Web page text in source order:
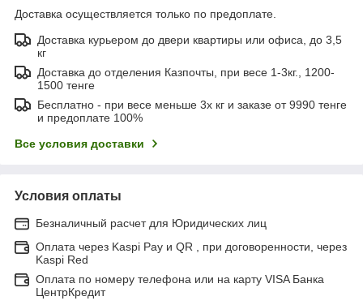
Доставка осуществляется только по предоплате.
Доставка курьером до двери квартиры или офиса, до 3,5
кг
Доставка до отделения Казпочты, при весе 1-3кг., 1200-
1500 тенге
Бесплатно - при весе меньше 3х кг и заказе от 9990 тенге
и предоплате 100%
Все условия доставки
Условия оплаты
Безналичный расчет для Юридических лиц
Оплата через Kaspi Pay и QR , при договоренности, через
Kaspi Red
Оплата по номеру телефона или на карту VISA Банка
ЦентрКредит